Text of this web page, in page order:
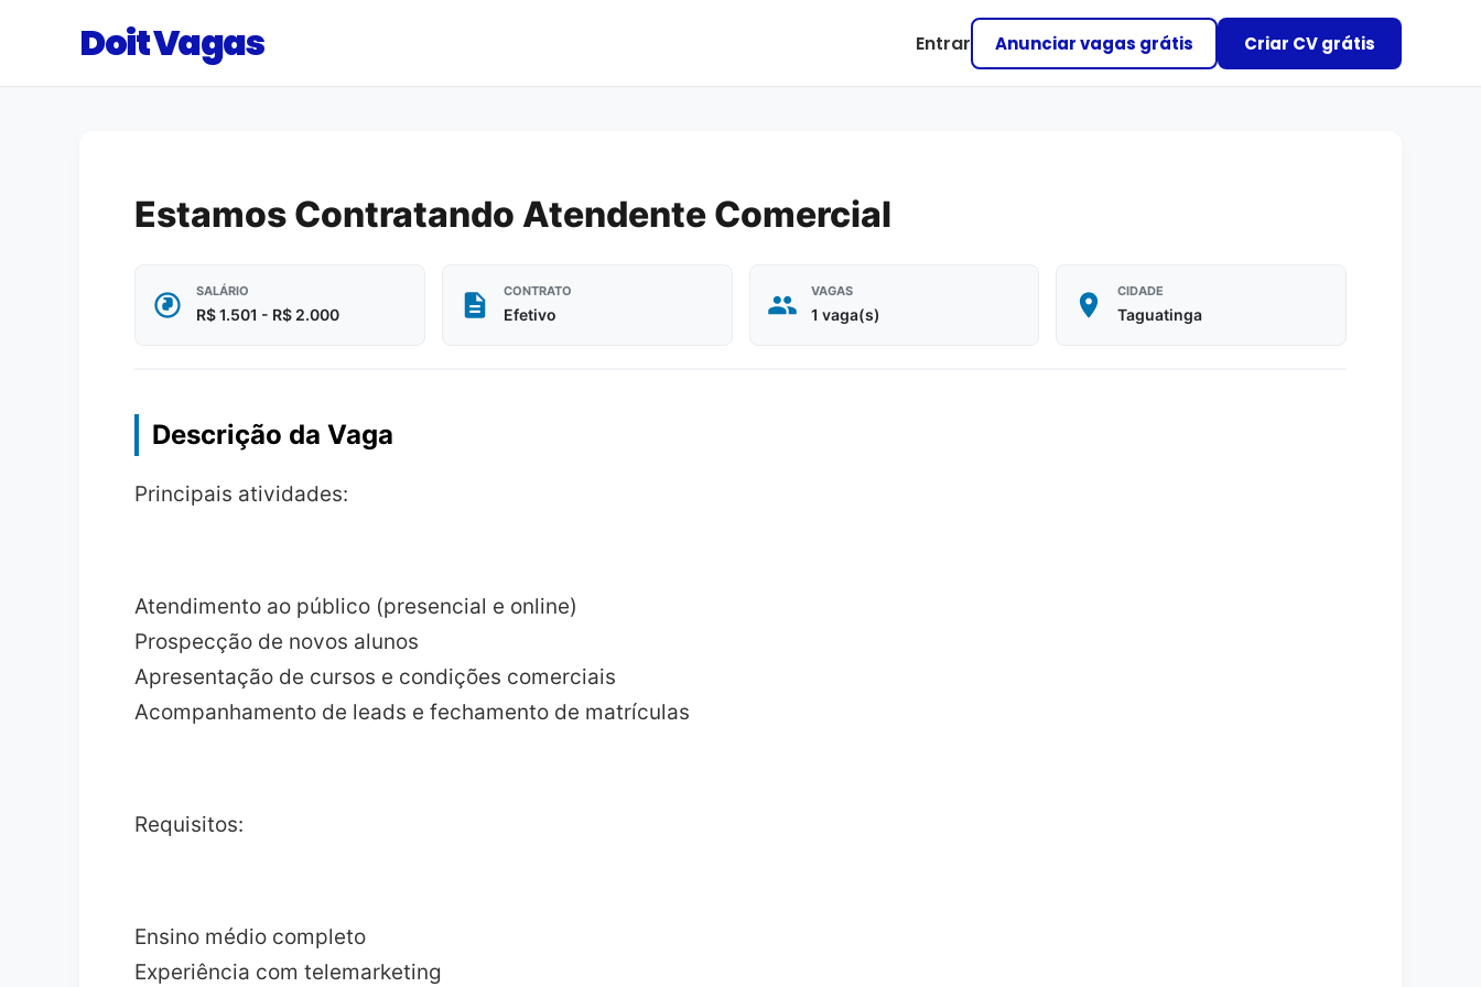
Doit Vagas Entrar Anunciar vagas grátis Criar CV grátis
Estamos Contratando Atendente Comercial
SALÁRIO
R$ 1.501 - R$ 2.000
CONTRATO
Efetivo
VAGAS
1 vaga(s)
CIDADE
Taguatinga
Descrição da Vaga
Principais atividades:
Atendimento ao público (presencial e online)
Prospecção de novos alunos
Apresentação de cursos e condições comerciais
Acompanhamento de leads e fechamento de matrículas
Requisitos:
Ensino médio completo
Experiência com telemarketing